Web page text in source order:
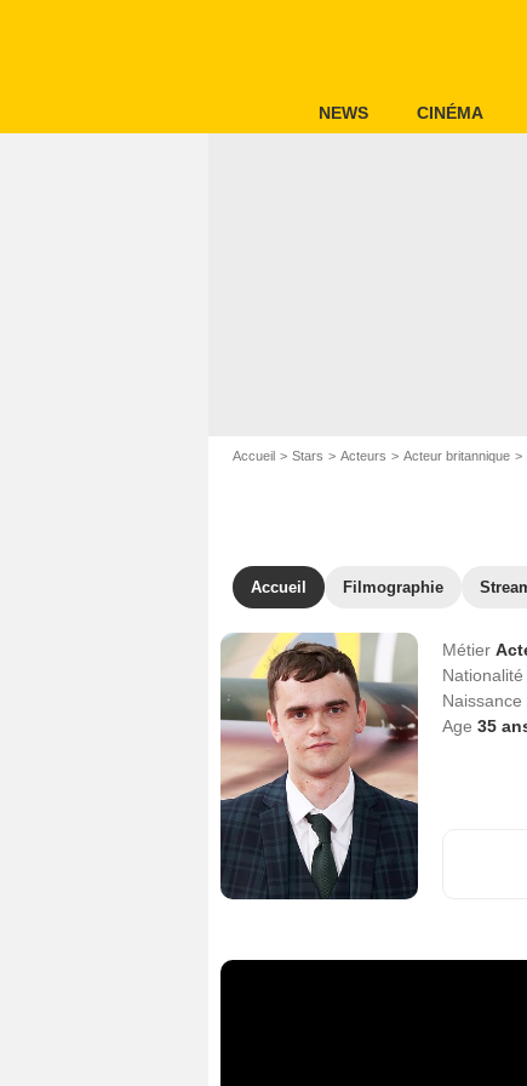
NEWS CINÉMA
Accueil Stars Acteurs Acteur britannique
Accueil Filmographie
Métier
Nationalité
Naissance
Age 35